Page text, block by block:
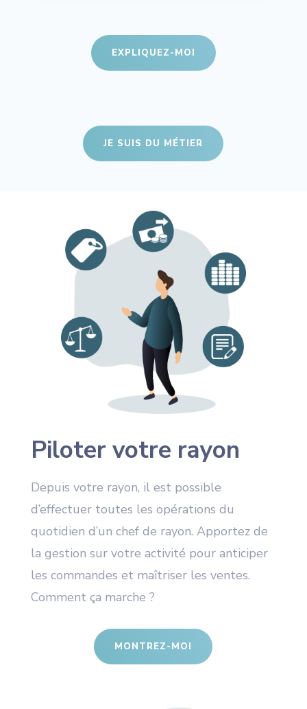
EXPLIQUEZ-MOI
JE SUIS DU MÉTIER
Piloter votre rayon
Depuis votre rayon, il est possible
d’effectuer toutes les opérations du
quotidien d’un chef de rayon. Apportez de
la gestion sur votre activité pour anticiper
les commandes et maîtriser les ventes.
Comment ça marche ?
MONTREZ-MOI